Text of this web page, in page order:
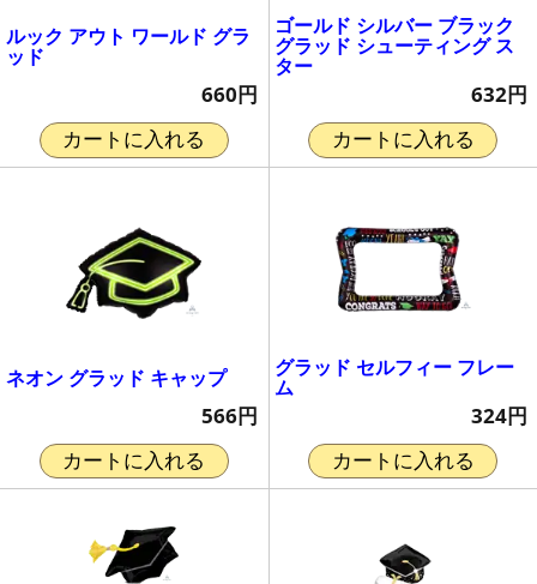
ルック アウト ワールド グラ
ッド
660円
カートに入れる
ゴールド シルバー ブラック
グラッド シューティング ス
ター
632円
カートに入れる
ネオン グラッド キャップ
566円
カートに入れる
グラッド セルフィー フレー
ム
324円
カートに入れる